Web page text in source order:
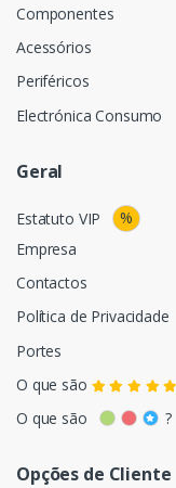
Componentes
Acessórios
Periféricos
Electrónica Consumo
Geral
Estatuto VIP
%
Empresa
Contactos
Política de Privacidade
Portes
O que são
O que são
?
Opções de Cliente